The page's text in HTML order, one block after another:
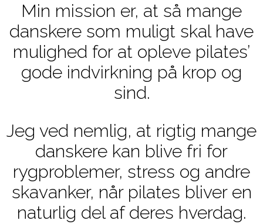
Min mission er, at så mange
danskere som muligt skal have
mulighed for at opleve pilates’
gode indvirkning på krop og
sind.
Jeg ved nemlig, at rigtig mange
danskere kan blive fri for
rygproblemer, stress og andre
skavanker, når pilates bliver en
naturlig del af deres hverdag.